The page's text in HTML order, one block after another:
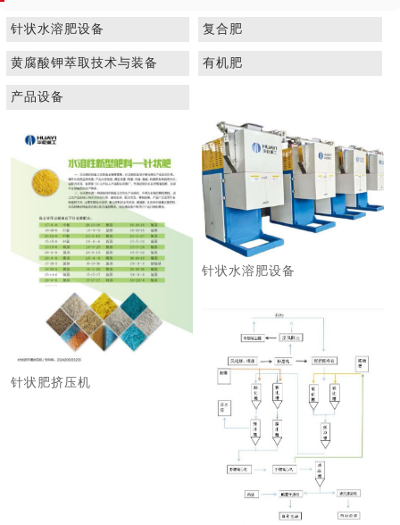
针状水溶肥设备 复合肥
黄腐酸钾萃取技术与装备 有机肥
产品设备
针状肥挤压机
针状水溶肥设备